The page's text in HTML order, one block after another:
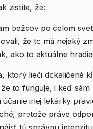
zistíte, že:
bežcov po celom
že to má nejaký
ako to aktuálne
ktorý lieči dokaličené
to funguje, i keď
inej lekárky
pretože práve